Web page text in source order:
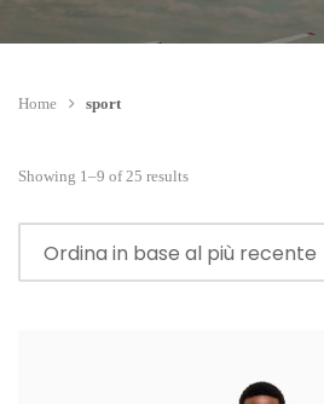
Home sport
Showing 1–9 of 25 results